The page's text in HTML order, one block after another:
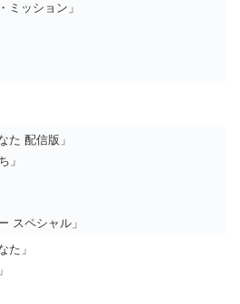
ミッション」
た 配信版」
」
スペシャル」
た」